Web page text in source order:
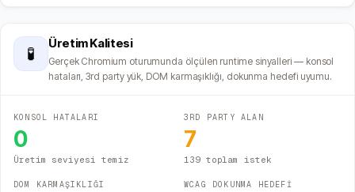
🧪
Üretim Kalitesi
Gerçek Chromium oturumunda ölçülen runtime sinyalleri — konsol
hataları, 3rd party yük, DOM karmaşıklığı, dokunma hedefi uyumu.
KONSOL HATALARI
0
Üretim seviyesi temiz
3RD PARTY ALAN
7
139 toplam istek
DOM KARMAŞIKLIĞI WCAG DOKUNMA HEDEFİ